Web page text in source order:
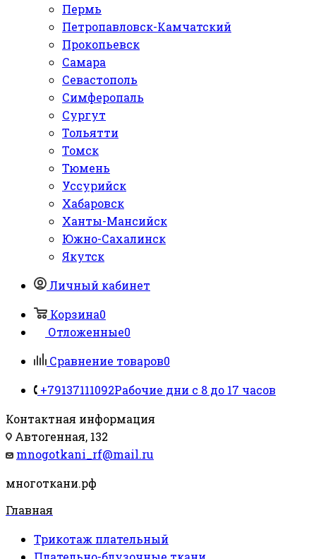
Пермь
Петропавловск-Камчатский
Прокопьевск
Самара
Севастополь
Симферопаль
Сургут
Тольятти
Томск
Тюмень
Уссурийск
Хабаровск
Ханты-Мансийск
Южно-Сахалинск
Якутск
Личный кабинет
Корзина0
Отложенные0
Сравнение товаров0
+79137111092Рабочие дни с 8 до 17 часов
Контактная информация
Автогенная, 132
mnogotkani_rf@mail.ru
многоткани.рф
Главная
Трикотаж плательный